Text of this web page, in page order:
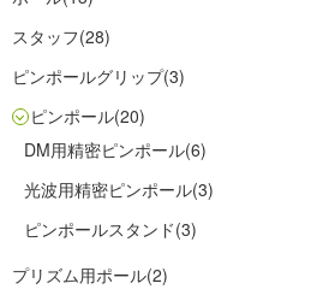
スタッフ(28)
ピンポールグリップ(3)
ピンポール(20)
DM用精密ピンポール(6)
光波用精密ピンポール(3)
ピンポールスタンド(3)
プリズム用ポール(2)